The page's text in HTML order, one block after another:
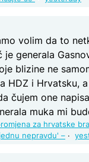
volim da to
je generala
blizine ne
HDZ i Hrvatsku,
čujem one
muka mi
za hrvatske
nepravdu' – ·